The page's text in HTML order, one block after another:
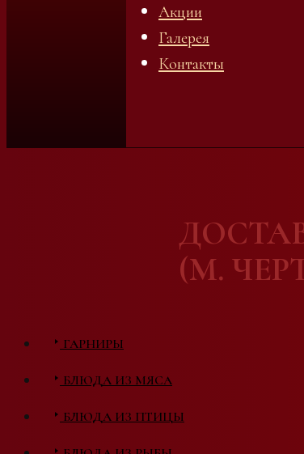
Акции
Галерея
Контакты
(М.
ГАРНИРЫ
БЛЮДА ИЗ МЯСА
БЛЮДА ИЗ ПТИЦЫ